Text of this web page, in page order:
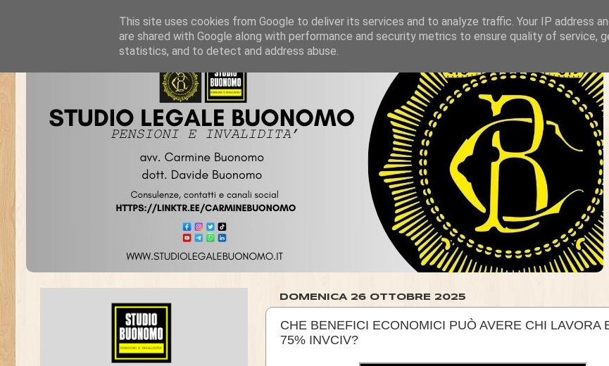
DOMENICA 26 OTTOBRE 2025
CHE BENEFICI ECONOMICI PUÒ AVERE CHI LAVORA
75% INVCIV?
This site uses cookies from Google to deliver its services and to analyze traffic. Your IP address
are shared with Google along with performance and security metrics to ensure quality of service,
statistics, and to detect and address abuse.